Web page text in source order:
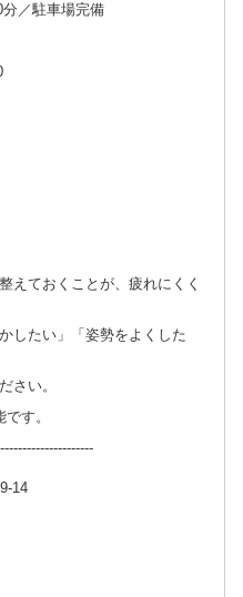
分／駐車場完備
えておくことが、疲れにくく
したい」「姿勢をよくした
さい。
す。
14